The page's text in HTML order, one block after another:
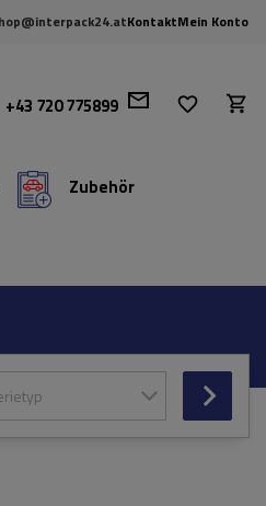
KontaktMein Konto
+43 720 775899
Zubehör